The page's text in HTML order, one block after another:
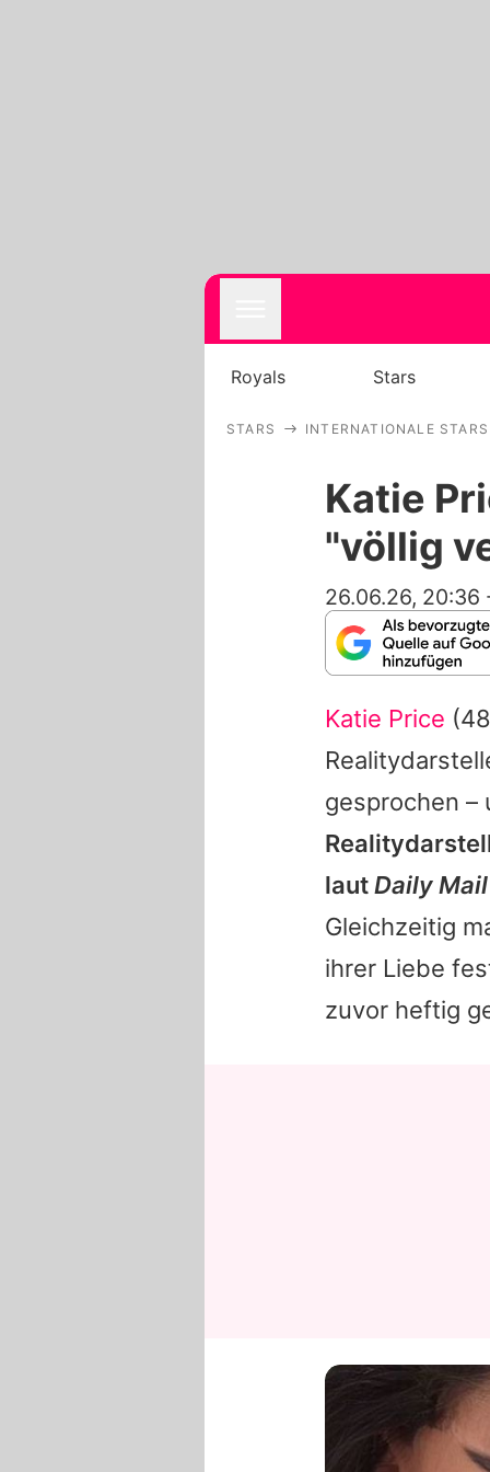
Royals Stars
STARS INTERNATIONALE STARS
Katie
"völlig
26.06.26, 20:36
Katie Price
gesprochen
lautDaily Mail
Gleichzeitig
ihrer Liebe
zuvor heftig